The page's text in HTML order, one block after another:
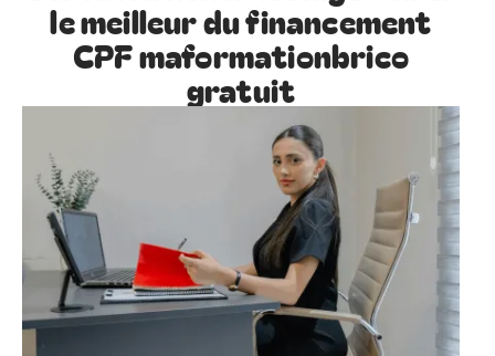
le meilleur du financement
CPF maformationbrico
gratuit